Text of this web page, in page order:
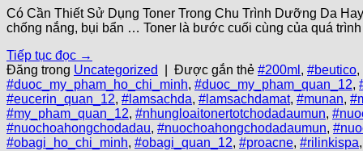
Có Cần Thiết Sử Dụng Toner Trong Chu Trình Dưỡng Da
chống nắng, bụi bẩn … Toner là bước cuối cùng của quá
Tiếp tục đọc →
Đăng trong Uncategorized Được gắn thẻ #200ml , #beutico,
#duoc_my_pham_ho_chi_minh, #duoc_my_pham_quan_12,
#eucerin_quan_12, #lamsachda, #lamsachdamat, #munan,
#my_pham_quan_12, #nhungloaitonertotchodadaumun,
#nuochoahongchodadau, #nuochoahongchodadaumun,
#obagi_ho_chi_minh, #obagi_quan_12, #proacne, #rilinkispa,